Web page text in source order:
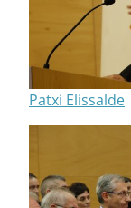
Patxi Elissalde